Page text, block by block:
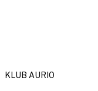
KLUB AURIO